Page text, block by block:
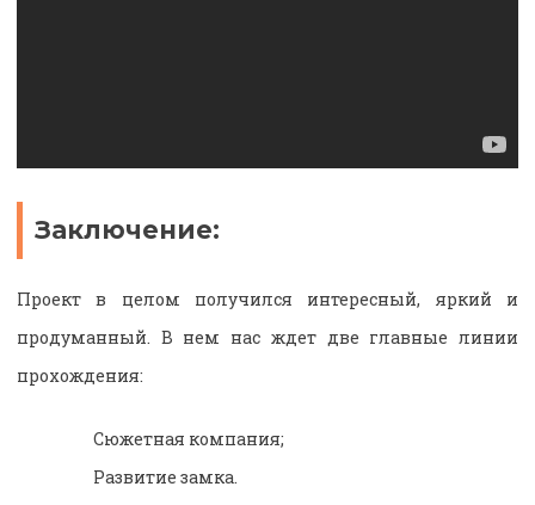
Заключение:
Проект в целом получился интересный, яркий и
продуманный. В нем нас ждет две главные линии
прохождения:
Сюжетная компания;
Развитие замка.